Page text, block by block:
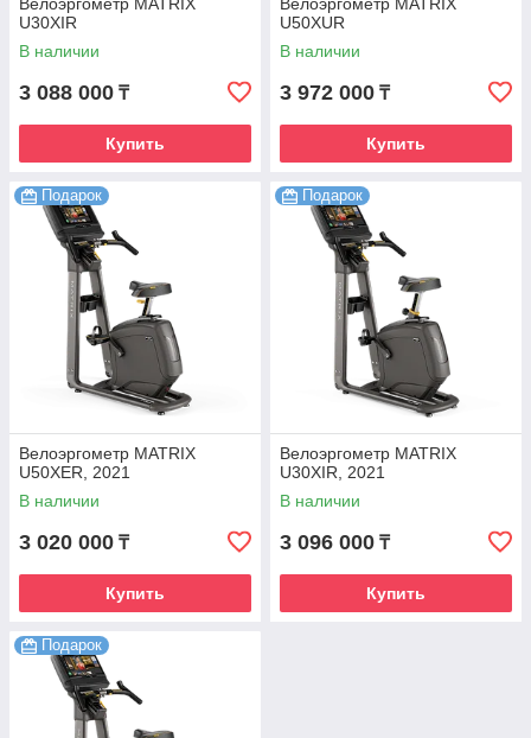
Велоэргометр MATRIX
U30XIR
В наличии
3 088 000 ₸
Купить
Велоэргометр MATRIX
U50XUR
В наличии
3 972 000 ₸
Купить
Подарок
Велоэргометр MATRIX
U50XER, 2021
В наличии
3 020 000 ₸
Купить
Подарок
Велоэргометр MATRIX
U30XIR, 2021
В наличии
3 096 000 ₸
Купить
Подарок